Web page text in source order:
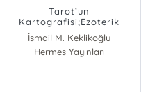
Tarot’un
Kartografisi;Ezoterik
Düşüncenin Aynasında
Tarot
İsmail M. Keklikoğlu
Hermes Yayınları